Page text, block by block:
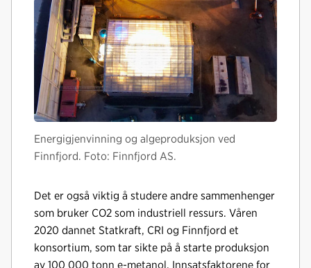
Energigjenvinning og algeproduksjon ved
Finnfjord. Foto: Finnfjord AS.
Det er også viktig å studere andre sammenhenger
som bruker CO2 som industriell ressurs. Våren
2020 dannet Statkraft, CRI og Finnfjord et
konsortium, som tar sikte på å starte produksjon
av 100 000 tonn e-metanol. Innsatsfaktorene for